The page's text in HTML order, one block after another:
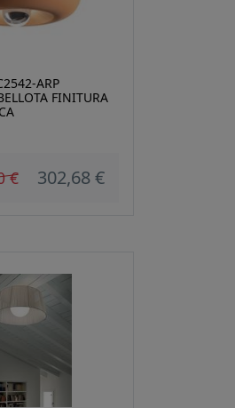
ARP
FINITURA
€ 302,68 €